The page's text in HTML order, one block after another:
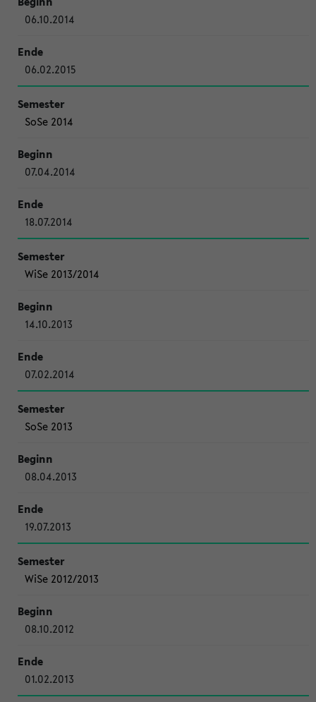
06.10.2014
06.02.2015
SoSe 2014
07.04.2014
18.07.2014
WiSe 2013/2014
14.10.2013
07.02.2014
SoSe 2013
08.04.2013
19.07.2013
WiSe 2012/2013
08.10.2012
01.02.2013